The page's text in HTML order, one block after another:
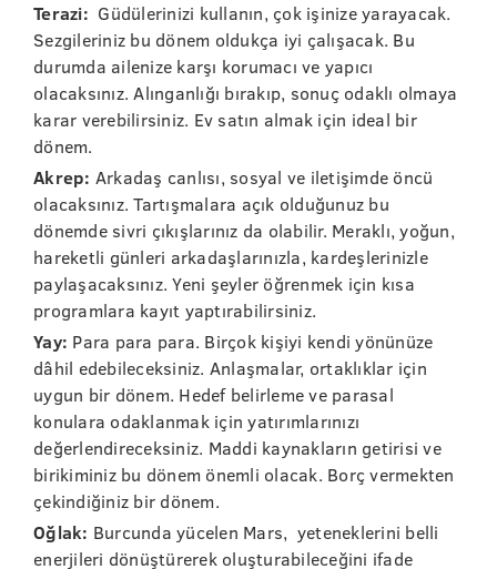
Terazi: Güdülerinizi kullanın, çok işinize yarayacak.
Sezgileriniz bu dönem oldukça iyi çalışacak. Bu
durumda ailenize karşı korumacı ve yapıcı
olacaksınız. Alınganlığı bırakıp, sonuç odaklı olmaya
karar verebilirsiniz. Ev satın almak için ideal bir
dönem.
Akrep: Arkadaş canlısı, sosyal ve iletişimde öncü
olacaksınız. Tartışmalara açık olduğunuz bu
dönemde sivri çıkışlarınız da olabilir. Meraklı, yoğun,
hareketli günleri arkadaşlarınızla, kardeşlerinizle
paylaşacaksınız. Yeni şeyler öğrenmek için kısa
programlara kayıt yaptırabilirsiniz.
Yay: Para para para. Birçok kişiyi kendi yönünüze
dâhil edebileceksiniz. Anlaşmalar, ortaklıklar için
uygun bir dönem. Hedef belirleme ve parasal
konulara odaklanmak için yatırımlarınızı
değerlendireceksiniz. Maddi kaynakların getirisi ve
birikiminiz bu dönem önemli olacak. Borç vermekten
çekindiğiniz bir dönem.
Oğlak: Burcunda yücelen Mars, yeteneklerini belli
enerjileri dönüştürerek oluşturabileceğini ifade